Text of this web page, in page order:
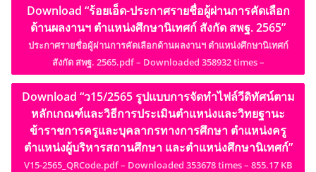
Download “ร้อยเอ็ด-ประกาศรายชื่อผู้ผ่านการคัดเลือก
ด้านผลงานฯ ตำแหน่งศึกษานิเทศก์ สังกัด สพฐ. 2565”
ประกาศรายชื่อผู้ผ่านการคัดเลือกด้านผลงานฯ ตำแหน่งศึกษานิเทศก์
สังกัด สพฐ. 2565.pdf – Downloaded 358932 times –
Download “ว15/2565 รูปแบบการจัดทำไฟล์วีดิทัศน์ตาม
หลักเกณฑ์และวิธีการประเมินตำแหน่งและวิทยฐานะ
ข้าราชการครูและบุคลากรทางการศึกษา ตำแหน่งครู
ตำแหน่งผู้บริหารสถานศึกษา และตำแหน่งศึกษานิเทศก์”
V15-2565_QRCode.pdf – Downloaded 353678 times – 855.17 KB